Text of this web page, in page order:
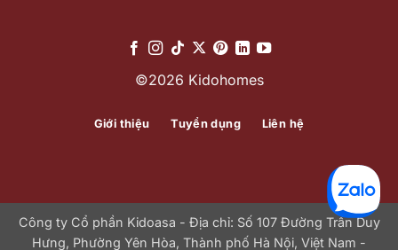
©2026 Kidohomes
Giới thiệu Tuyển dụng Liên hệ
Công ty Cổ phần Kidoasa - Địa chỉ: Số 107 Đường Trần Duy
Hưng, Phường Yên Hòa, Thành phố Hà Nội, Việt Nam -